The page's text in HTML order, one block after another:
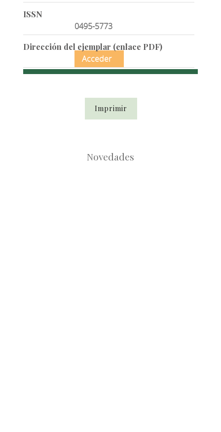
ISSN
0495-5773
Dirección del ejemplar (enlace PDF)
Acceder
Imprimir
Novedades